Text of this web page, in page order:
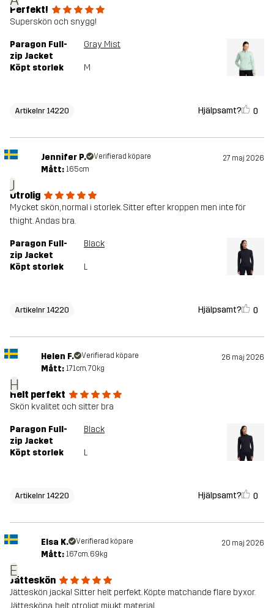
Perfekt!
Superskön och snygg!
Paragon Full-
zip Jacket
Gray Mist
Köpt storlek M
Artikelnr 14220 Hjälpsamt? 0
J
Jennifer P. Verifierad köpare 27 maj 2026
Mått: 165cm
Otrolig
Mycket skön, normal i storlek. Sitter efter kroppen men inte för
thight. Andas bra.
Paragon Full-
zip Jacket
Black
Köpt storlek L
Artikelnr 14220 Hjälpsamt? 0
H
Helen F. Verifierad köpare 26 maj 2026
Mått: 171cm, 70kg
Helt perfekt
Skön kvalitet och sitter bra
Paragon Full-
zip Jacket
Black
Köpt storlek L
Artikelnr 14220 Hjälpsamt? 0
E
Elsa K. Verifierad köpare 20 maj 2026
Mått: 167cm, 69kg
Jätteskön
Jätteskön jacka! Sitter helt perfekt. Köpte matchande flare byxor.
Jättesköna, helt otroligt mjukt material.